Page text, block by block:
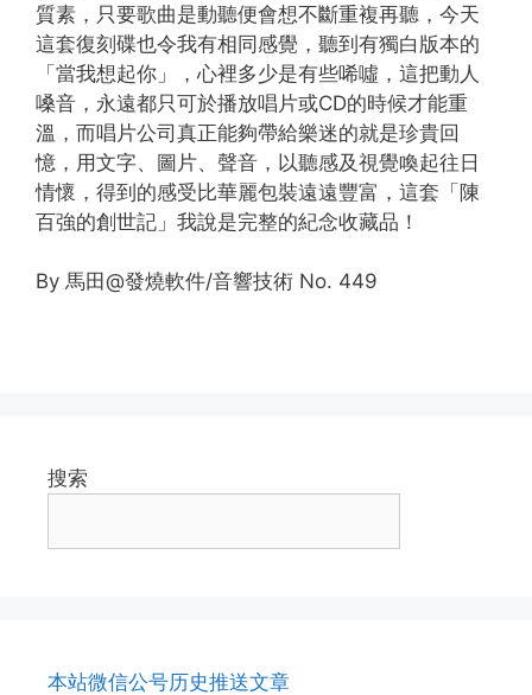
質素，只要歌曲是動聽便會想不斷重複再聽，今天
這套復刻碟也令我有相同感覺，聽到有獨白版本的
「當我想起你」，心裡多少是有些唏噓，這把動人
嗓音，永遠都只可於播放唱片或CD的時候才能重
溫，而唱片公司真正能夠帶給樂迷的就是珍貴回
憶，用文字、圖片、聲音，以聽感及視覺喚起往日
情懷，得到的感受比華麗包裝遠遠豐富，這套「陳
百強的創世記」我說是完整的紀念收藏品！
By 馬田@發燒軟件/音響技術 No. 449
搜索
本站微信公号历史推送文章